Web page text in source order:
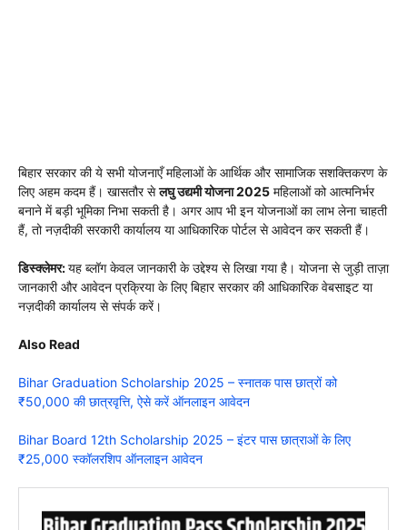
बिहार सरकार की ये सभी योजनाएँ महिलाओं के आर्थिक और सामाजिक सशक्तिकरण के
लिए अहम कदम हैं। खासतौर सेलघु उद्यमी योजना 2025 महिलाओं को आत्मनिर्भर
बनाने में बड़ी भूमिका निभा सकती है। अगर आप भी इन योजनाओं का लाभ लेना चाहती
हैं, तो नज़दीकी सरकारी कार्यालय या आधिकारिक पोर्टल से आवेदन कर सकती हैं।
डिस्क्लेमर:यह ब्लॉग केवल जानकारी के उद्देश्य से लिखा गया है। योजना से जुड़ी ताज़ा
जानकारी और आवेदन प्रक्रिया के लिए बिहार सरकार की आधिकारिक वेबसाइट या
नज़दीकी कार्यालय से संपर्क करें।
Also Read
Bihar Graduation Scholarship 2025 – स्नातक पास छात्रों को
₹50,000 की छात्रवृत्ति, ऐसे करें ऑनलाइन आवेदन
Bihar Board 12th Scholarship 2025 – इंटर पास छात्राओं के लिए
₹25,000 स्कॉलरशिप ऑनलाइन आवेदन